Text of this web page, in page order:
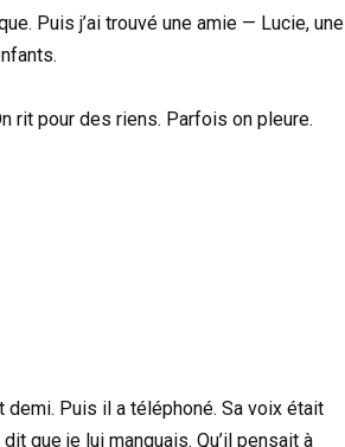
Puis j’ai trouvé une amie — Lucie, une
rit pour des riens. Parfois on pleure.
demi. Puis il a téléphoné. Sa voix était
que je lui manquais. Qu’il pensait à